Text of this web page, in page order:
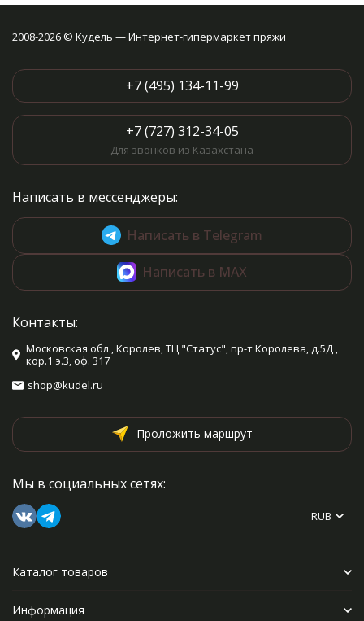
2008-2026 © Кудель — Интернет-гипермаркет пряжи
+7 (495) 134-11-99
+7 (727) 312-34-05
Для звонков из Казахстана
Написать в мессенджеры:
Написать в Telegram
Написать в MAX
Контакты:
Московская обл., Королев, ТЦ "Статус", пр-т Королева, д.5Д ,
кор.1 э.3, оф. 317
shop@kudel.ru
Проложить маршрут
Мы в социальных сетях:
RUB
Каталог товаров
Информация